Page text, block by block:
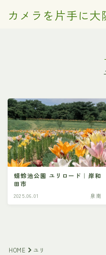
カメラを片手に大
蜻蛉池公園 ユリロード｜岸和
田市
2025.06.01 泉南
HOME ユリ